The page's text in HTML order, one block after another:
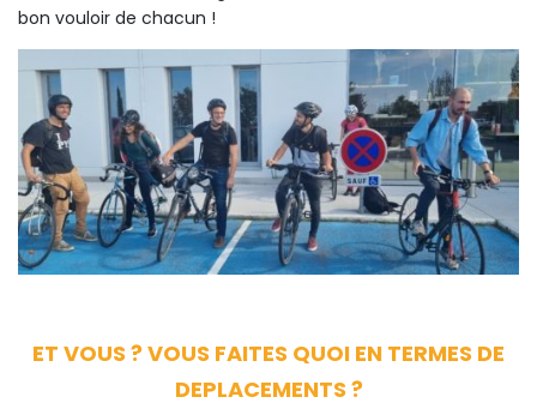
bon vouloir de chacun !
ET VOUS ? VOUS FAITES QUOI EN TERMES DE
DEPLACEMENTS ?